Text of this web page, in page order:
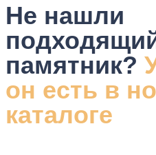
Не нашли
памятник?
он есть в
каталоге